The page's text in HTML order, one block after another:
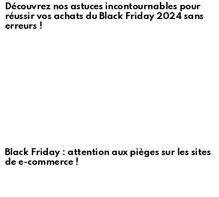
Découvrez nos astuces incontournables pour
réussir vos achats du Black Friday 2024 sans
erreurs !
Black Friday : attention aux pièges sur les sites
de e-commerce !